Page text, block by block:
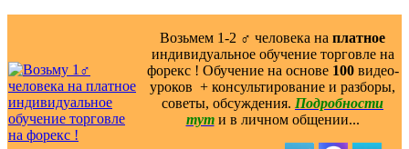
Возьмем 1-2 ‍♂️ человека на платное
индивидуальное обучение торговле на
форекс ! Обучение на основе 100видео-
уроков ️ + консультирование и разборы,
советы, обсуждения. Подробности
тут и в личном общении...